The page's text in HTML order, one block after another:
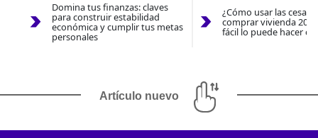
Domina tus finanzas: claves
para construir estabilidad
económica y cumplir tus metas
personales
¿Cómo usar las
comprar vivienda
fácil lo puede hacer
Artículo nuevo